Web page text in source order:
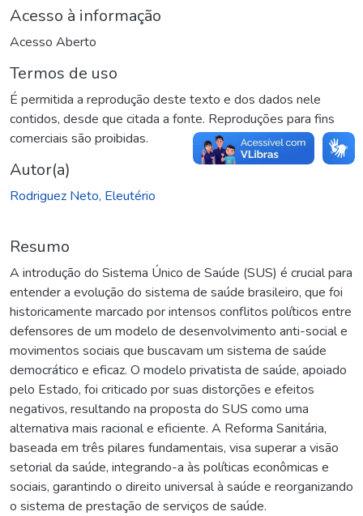
Acesso à informação
Acesso Aberto
Termos de uso
É permitida a reprodução deste texto e dos dados nele
contidos, desde que citada a fonte. Reproduções para fins
comerciais são proibidas.
Autor(a)
Rodriguez Neto, Eleutério
Resumo
A introdução do Sistema Único de Saúde (SUS) é crucial para
entender a evolução do sistema de saúde brasileiro, que foi
historicamente marcado por intensos conflitos políticos entre
defensores de um modelo de desenvolvimento anti-social e
movimentos sociais que buscavam um sistema de saúde
democrático e eficaz. O modelo privatista de saúde, apoiado
pelo Estado, foi criticado por suas distorções e efeitos
negativos, resultando na proposta do SUS como uma
alternativa mais racional e eficiente. A Reforma Sanitária,
baseada em três pilares fundamentais, visa superar a visão
setorial da saúde, integrando-a às políticas econômicas e
sociais, garantindo o direito universal à saúde e reorganizando
o sistema de prestação de serviços de saúde.